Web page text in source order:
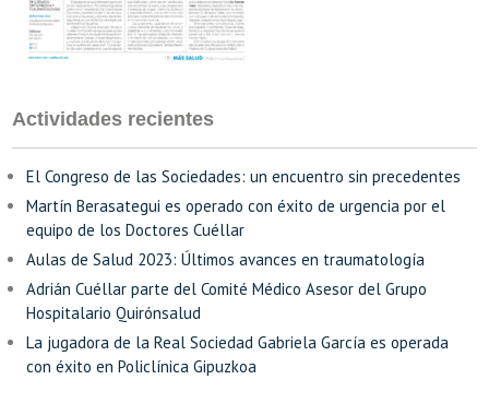
Actividades recientes
El Congreso de las Sociedades: un encuentro sin precedentes
Martín Berasategui es operado con éxito de urgencia por el
equipo de los Doctores Cuéllar
Aulas de Salud 2023: Últimos avances en traumatología
Adrián Cuéllar parte del Comité Médico Asesor del Grupo
Hospitalario Quirónsalud
La jugadora de la Real Sociedad Gabriela García es operada
con éxito en Policlínica Gipuzkoa